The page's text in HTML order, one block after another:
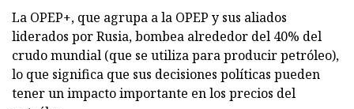
La OPEP+, que agrupa a la OPEP y sus aliados
liderados por Rusia, bombea alrededor del 40% del
crudo mundial (que se utiliza para producir petróleo),
lo que significa que sus decisiones políticas pueden
tener un impacto importante en los precios del